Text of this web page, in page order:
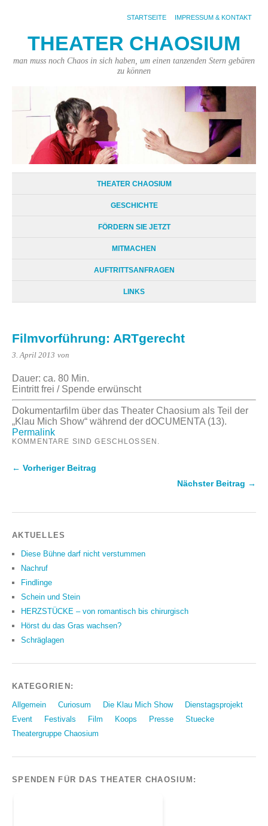
STARTSEITE IMPRESSUM & KONTAKT
THEATER CHAOSIUM
man muss noch Chaos in sich haben, um einen tanzenden Stern gebären
zu können
THEATER CHAOSIUM
GESCHICHTE
FÖRDERN SIE JETZT
MITMACHEN
AUFTRITTSANFRAGEN
LINKS
Filmvorführung: ARTgerecht
3. April 2013 von
Dauer: ca. 80 Min.
Eintritt frei / Spende erwünscht
Dokumentarfilm über das Theater Chaosium als Teil der
„Klau Mich Show“ während der dOCUMENTA (13).
Permalink
KOMMENTARE SIND GESCHLOSSEN.
← Vorheriger Beitrag
Nächster Beitrag →
AKTUELLES
Diese Bühne darf nicht verstummen
Nachruf
Findlinge
Schein und Stein
HERZSTÜCKE – von romantisch bis chirurgisch
Hörst du das Gras wachsen?
Schräglagen
KATEGORIEN:
Allgemein Curiosum Die Klau Mich Show
Dienstagsprojekt
Event
Festivals Film Koops Presse
Stuecke
Theatergruppe Chaosium
SPENDEN FÜR DAS THEATER CHAOSIUM: